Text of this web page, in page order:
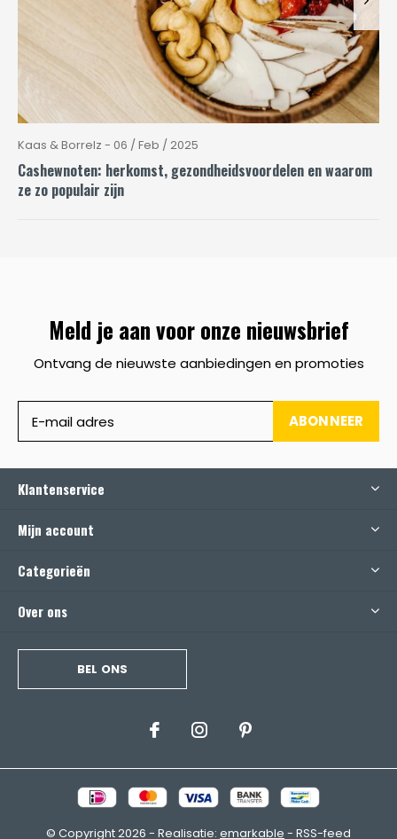
Kaas & Borrelz - 06 / Feb / 2025
Cashewnoten: herkomst, gezondheidsvoordelen en waarom
ze zo populair zijn
Meld je aan voor onze nieuwsbrief
Ontvang de nieuwste aanbiedingen en promoties
ABONNEER
Klantenservice
Mijn account
Categorieën
Over ons
BEL ONS
© Copyright2026 - Realisatie: emarkable - RSS-feed